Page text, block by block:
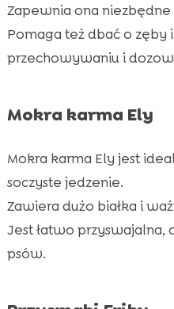
Zapewnia ona
Pomaga też dbać o zęby
przechowywaniu i
Mokra karma Ely
Mokra karma Ely jest
soczyste jedzenie.
Zawiera dużo białka i
Jest łatwo przyswajalna,
psów.